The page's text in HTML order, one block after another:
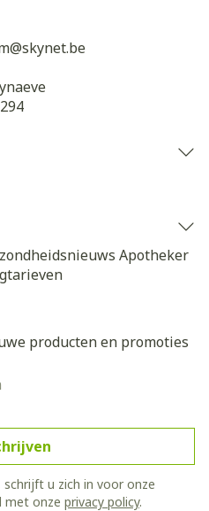
skynet.be
Apotheker
producten en promoties
u zich in voor onze
met onze privacy policy.